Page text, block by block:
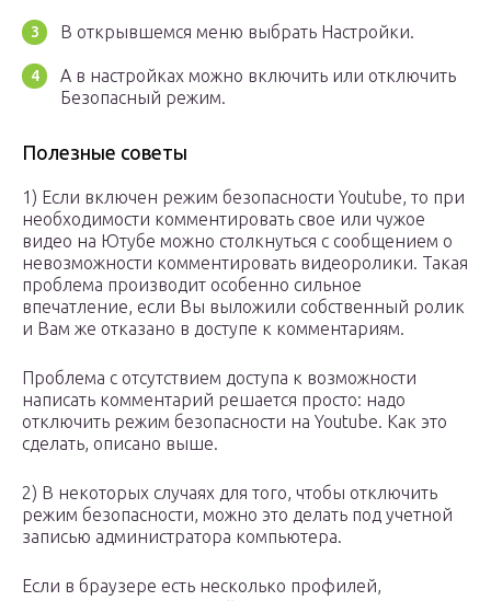
В открывшемся меню выбрать Настройки.
А в настройках можно включить или отключить
Безопасный режим.
Полезные советы
1) Если включен режим безопасности Youtube, то при
необходимости комментировать свое или чужое
видео на Ютубе можно столкнуться с сообщением о
невозможности комментировать видеоролики. Такая
проблема производит особенно сильное
впечатление, если Вы выложили собственный ролик
и Вам же отказано в доступе к комментариям.
Проблема с отсутствием доступа к возможности
написать комментарий решается просто: надо
отключить режим безопасности на Youtube. Как это
сделать, описано выше.
2) В некоторых случаях для того, чтобы отключить
режим безопасности, можно это делать под учетной
записью администратора компьютера.
Если в браузере есть несколько профилей,